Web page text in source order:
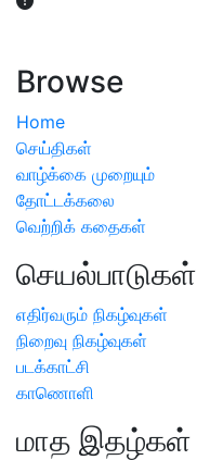
Browse
Home
செய்திகள்
வாழ்க்கை முறையும்
தோட்டக்கலை
வெற்றிக் கதைகள்
செயல்பாடுகள்
எதிர்வரும் நிகழ்வுகள்
நிறைவு நிகழ்வுகள்
படக்காட்சி
காணொளி
மாத இதழ்கள்